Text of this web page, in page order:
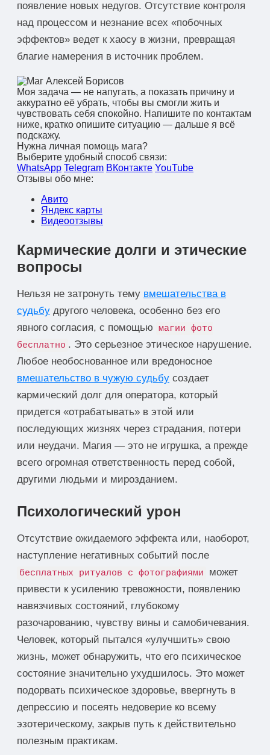
появление новых недугов. Отсутствие контроля
над процессом и незнание всех «побочных
эффектов» ведет к хаосу в жизни, превращая
благие намерения в источник проблем.
Моя задача — не напугать, а показать причину и
аккуратно её убрать, чтобы вы смогли жить и
чувствовать себя спокойно. Напишите по контактам
ниже, кратко опишите ситуацию — дальше я всё
подскажу.
Нужна личная помощь мага?
Выберите удобный способ связи:
WhatsApp Telegram ВКонтакте YouTube
Отзывы обо мне:
Авито
Яндекс карты
Видеоотзывы
Кармические долги и этические
вопросы
Нельзя не затронуть тему вмешательства в
судьбу другого человека, особенно без его
явного согласия, с помощью магии фото
бесплатно . Это серьезное этическое нарушение.
Любое необоснованное или вредоносное
вмешательство в чужую судьбу создает
кармический долг для оператора, который
придется «отрабатывать» в этой или
последующих жизнях через страдания, потери
или неудачи. Магия — это не игрушка, а прежде
всего огромная ответственность перед собой,
другими людьми и мирозданием.
Психологический урон
Отсутствие ожидаемого эффекта или, наоборот,
наступление негативных событий после
бесплатных ритуалов с фотографиями
может
привести к усилению тревожности, появлению
навязчивых состояний, глубокому
разочарованию, чувству вины и самобичевания.
Человек, который пытался «улучшить» свою
жизнь, может обнаружить, что его психическое
состояние значительно ухудшилось. Это может
подорвать психическое здоровье, ввергнуть в
депрессию и посеять недоверие ко всему
эзотерическому, закрыв путь к действительно
полезным практикам.